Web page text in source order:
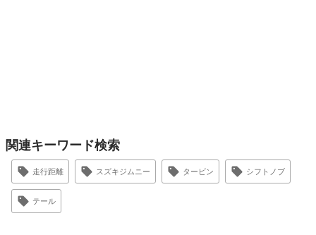
関連キーワード検索
走行距離 スズキジムニー タービン シフトノブ
テール